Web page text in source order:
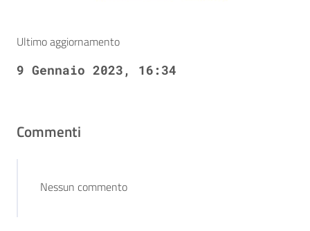
Ultimo aggiornamento
9 Gennaio 2023, 16:34
Commenti
Nessun commento